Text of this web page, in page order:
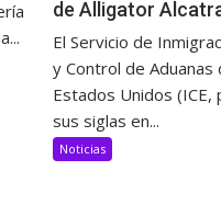
de Alligator
El Servicio de
y Control de Aduanas
Estados Unidos (ICE,
sus siglas en...
Noticias